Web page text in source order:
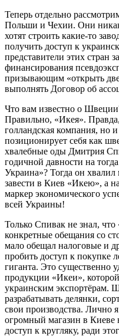
Теперь отдельно
Польши и Чехии. Они
хотят строить какие-то
получить доступ к
представители этих стран
финансирования
призывающим «открыть
выполнять Договор об
Что вам известно о
Правильно, «Икея».
голландская компания, но
позиционирует себя как
хвалебные оды Дмитрия
годичной давности на
Украина»? Тогда он хвалил
завести в Киев «Икею», а
маркер экономического
всей Украины!
Только Спивак не знал,
конкретные обещания со
мало обещал налоговые и
пробить доступ к покупке
гиганта. Это существенно
продукции «Икеи»,
украинским экспортёрам.
разрабатывать делянки,
свои производства. Лично
огромный магазин в Киеве
доступ к кругляку, ради